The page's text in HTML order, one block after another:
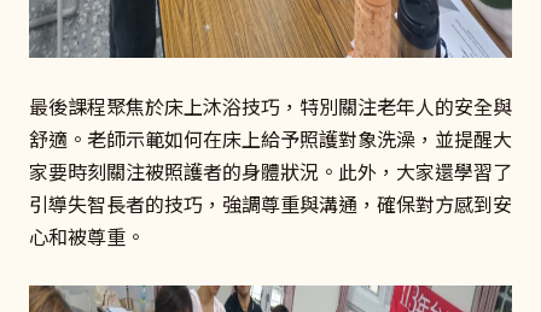
最後課程聚焦於床上沐浴技巧，特別關注老年人的安全與
舒適。老師示範如何在床上給予照護對象洗澡，並提醒大
家要時刻關注被照護者的身體狀況。此外，大家還學習了
引導失智長者的技巧，強調尊重與溝通，確保對方感到安
心和被尊重。